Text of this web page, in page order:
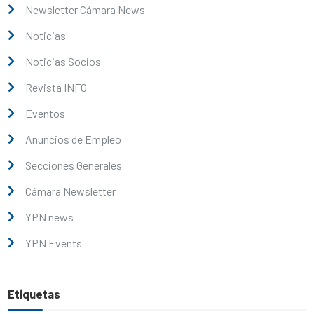
Newsletter Cámara News
Noticias
Noticias Socios
Revista INFO
Eventos
Anuncios de Empleo
Secciones Generales
Cámara Newsletter
YPN news
YPN Events
Etiquetas